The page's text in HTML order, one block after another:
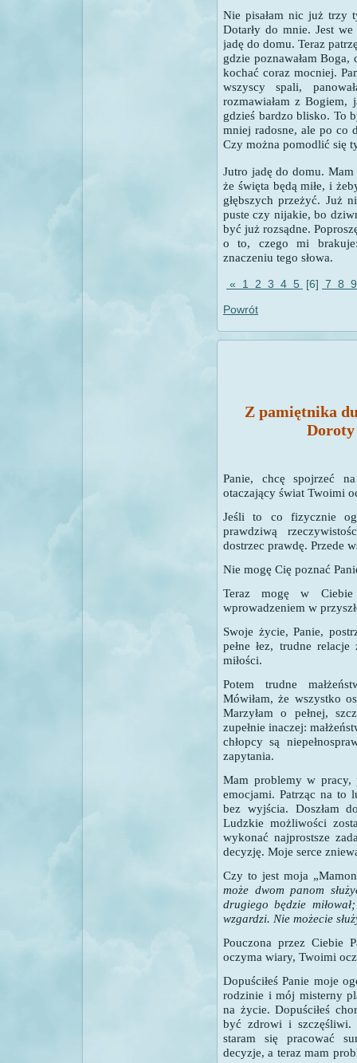
Nie pisałam nic już trzy
Dotarły do mnie. Jest
jadę do domu. Teraz
gdzie poznawałam Boga,
kochać coraz mocniej.
wszyscy spali,
rozmawiałam z
gdzieś bardzo blisko. To
mniej radosne, ale po co
Czy można pomodlić się
Jutro jadę do domu.
że święta będą miłe, i
głębszych przeżyć. Już
puste czy nijakie, bo
być już rozsądne.
o to, czego mi
znaczeniu tego słowa.
« 1 2 3 4 5 [6] 7 8
Powrót
Z pamiętnika
Doroty
Panie, chcę spojrzeć
otaczający świat Twoimi
Jeśli to co fizycznie
prawdziwą
dostrzec prawdę. Przede
Nie mogę Cię poznać
Teraz mogę w
wprowadzeniem w
Swoje życie, Panie,
pełne łez, trudne
miłości.
Potem trudne
Mówiłam, że wszystko
Marzyłam o pełnej,
zupełnie inaczej:
chłopcy są
zapytania.
Mam problemy w pracy,
emocjami. Patrząc na to
bez wyjścia. Doszłam
Ludzkie możliwości
wykonać najprostsze
decyzję. Moje serce
Czy to jest moja
może dwom panom
drugiego będzie
wzgardzi. Nie możecie
Pouczona przez Ciebie
oczyma wiary, Twoimi
Dopuściłeś Panie moje
rodzinie i mój misterny
na życie. Dopuściłeś
być zdrowi i szczęśliwi.
staram się pracować
decyzje, a teraz mam